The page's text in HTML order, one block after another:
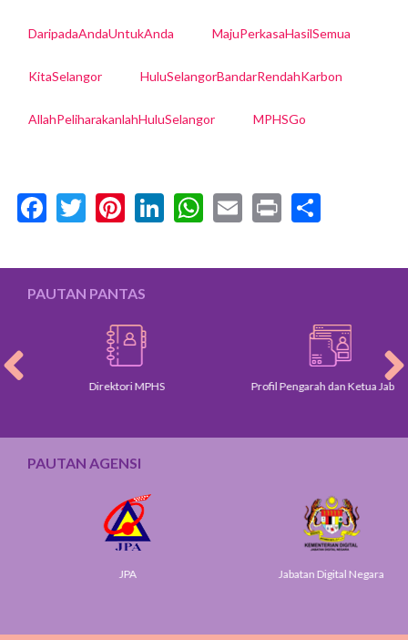
DaripadaAndaUntukAnda MajuPerkasaHasilSemua
KitaSelangor HuluSelangorBandarRendahKarbon
AllahPeliharakanlahHuluSelangor MPHSGo
Facebook
Twitter
Pinterest
LinkedIn
WhatsApp
Email
Print
PAUTAN PANTAS
Direktori MPHS Profil Pengarah dan Ketua Jabatan
PAUTAN AGENSI
Jabatan Digital Negara